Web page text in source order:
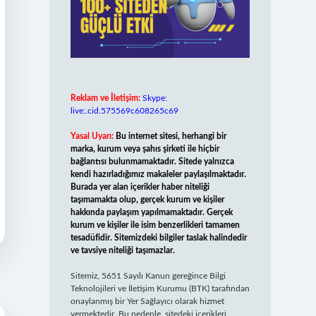
Reklam ve İletişim: Skype:
live:.cid.575569c608265c69
Yasal Uyarı: Bu internet sitesi, herhangi bir
marka, kurum veya şahıs şirketi ile hiçbir
bağlantısı bulunmamaktadır. Sitede yalnızca
kendi hazırladığımız makaleler paylaşılmaktadır.
Burada yer alan içerikler haber niteliği
taşımamakta olup, gerçek kurum ve kişiler
hakkında paylaşım yapılmamaktadır. Gerçek
kurum ve kişiler ile isim benzerlikleri tamamen
tesadüfidir. Sitemizdeki bilgiler taslak halindedir
ve tavsiye niteliği taşımazlar.
Sitemiz, 5651 Sayılı Kanun gereğince Bilgi
Teknolojileri ve İletişim Kurumu (BTK) tarafından
onaylanmış bir Yer Sağlayıcı olarak hizmet
vermektedir. Bu nedenle, sitedeki içerikleri